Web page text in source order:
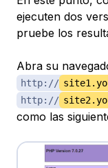
ejecuten dos
pruebe los
Abra su
http://
http://
como las